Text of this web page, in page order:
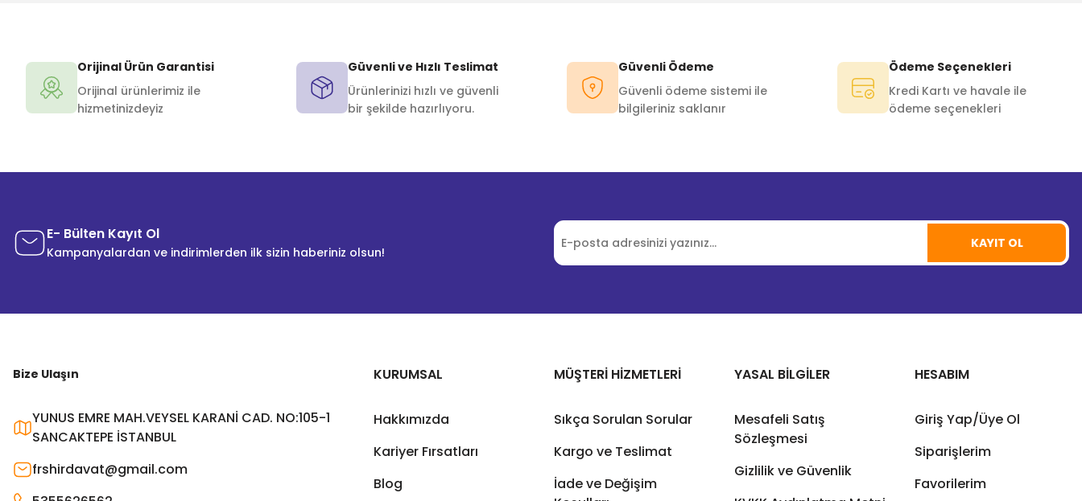
Yorum Yaz
Orijinal Ürün Garantisi
Orijinal ürünlerimiz ile
hizmetinizdeyiz
Güvenli ve Hızlı Teslimat
Ürünlerinizi hızlı ve güvenli
bir şekilde hazırlıyoru.
Güvenli Ödeme
Güvenli ödeme sistemi ile
bilgileriniz saklanır
Ödeme Seçenekleri
Kredi Kartı ve havale ile
ödeme seçenekleri
E- Bülten Kayıt Ol
Kampanyalardan ve indirimlerden ilk sizin haberiniz olsun!
KAYIT OL
Bize Ulaşın
YUNUS EMRE MAH.VEYSEL KARANİ CAD. NO:105-1
SANCAKTEPE İSTANBUL
frshirdavat@gmail.com
KURUMSAL
Hakkımızda
Kariyer Fırsatları
Blog
MÜŞTERİ HİZMETLERİ
Sıkça Sorulan Sorular
Kargo ve Teslimat
İade ve Değişim
YASAL BİLGİLER
Mesafeli Satış
Sözleşmesi
Gizlilik ve Güvenlik
HESABIM
Giriş Yap/Üye Ol
Siparişlerim
Favorilerim